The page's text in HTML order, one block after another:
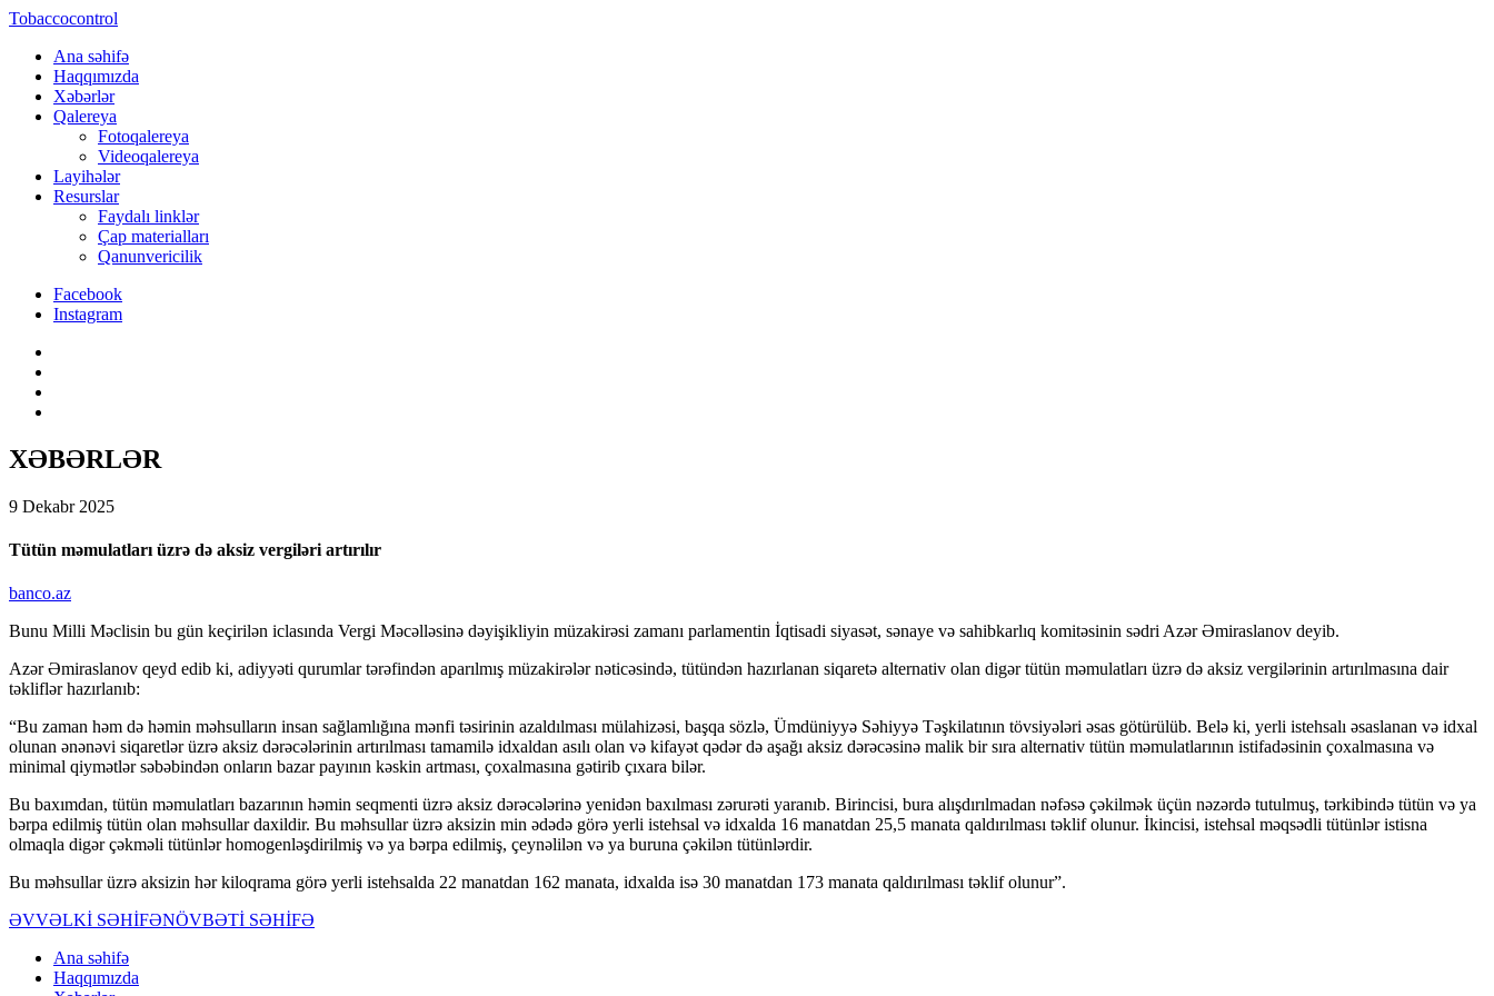
Tobaccocontrol
Ana səhifə
Haqqımızda
Xəbərlər
Qalereya
Fotoqalereya
Videoqalereya
Layihələr
Resurslar
Faydalı linklər
Çap materialları
Qanunvericilik
Facebook
Instagram
XƏBƏRLƏR
9 Dekabr 2025
Tütün məmulatları üzrə də aksiz vergiləri artırılır
banco.az
Bunu Milli Məclisin bu gün keçirilən iclasında Vergi Məcəlləsinə dəyişikliyin müzakirəsi zamanı parlamentin İqtisadi siyasət, sənaye və sahibkarlıq komitəsinin sədri Azər Əmiraslanov deyib.
Azər Əmiraslanov qeyd edib ki, adiyyəti qurumlar tərəfindən aparılmış müzakirələr nəticəsində, tütündən hazırlanan siqaretə alternativ olan digər tütün məmulatları üzrə də aksiz vergilərinin artırılmasına dair
təkliflər hazırlanıb:
“Bu zaman həm də həmin məhsulların insan sağlamlığına mənfi təsirinin azaldılması mülahizəsi, başqa sözlə, Ümdüniyyə Səhiyyə Təşkilatının tövsiyələri əsas götürülüb. Belə ki, yerli istehsalı əsaslanan və idxal
olunan ənənəvi siqaretlər üzrə aksiz dərəcələrinin artırılması tamamilə idxaldan asılı olan və kifayət qədər də aşağı aksiz dərəcəsinə malik bir sıra alternativ tütün məmulatlarının istifadəsinin çoxalmasına və
minimal qiymətlər səbəbindən onların bazar payının kəskin artması, çoxalmasına gətirib çıxara bilər.
Bu baxımdan, tütün məmulatları bazarının həmin seqmenti üzrə aksiz dərəcələrinə yenidən baxılması zərurəti yaranıb. Birincisi, bura alışdırılmadan nəfəsə çəkilmək üçün nəzərdə tutulmuş, tərkibində tütün və ya
bərpa edilmiş tütün olan məhsullar daxildir. Bu məhsullar üzrə aksizin min ədədə görə yerli istehsal və idxalda 16 manatdan 25,5 manata qaldırılması təklif olunur. İkincisi, istehsal məqsədli tütünlər istisna
olmaqla digər çəkməli tütünlər homogenləşdirilmiş və ya bərpa edilmiş, çeynəlilən və ya buruna çəkilən tütünlərdir.
Bu məhsullar üzrə aksizin hər kiloqrama görə yerli istehsalda 22 manatdan 162 manata, idxalda isə 30 manatdan 173 manata qaldırılması təklif olunur”.
ƏVVƏLKİ SƏHİFƏNÖVBƏTİ SƏHİFƏ
Ana səhifə
Haqqımızda